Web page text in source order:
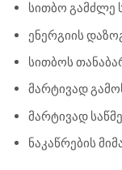
სითბო გამძლე
ენერგიის
სითბოს
მარტივად
მარტივად
ნაკაწრების